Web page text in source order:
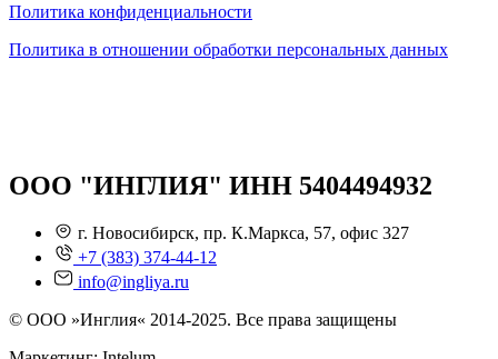
Политика конфиденциальности
Политика в отношении обработки персональных данных
ООО "ИНГЛИЯ" ИНН 5404494932
г. Новосибирск, пр. К.Маркса, 57, офис 327
+7 (383) 374-44-12
info@ingliya.ru
© ООО »Инглия« 2014-2025. Все права защищены